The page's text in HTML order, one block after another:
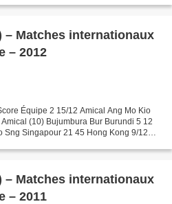
– Matches internationaux
– 2012
Équipe 2 15/12 Amical Ang Mo Kio
(10) Bujumbura Bur Burundi 5 12
Sng Singapour 21 45 Hong Kong 9/12
– Matches internationaux
– 2011